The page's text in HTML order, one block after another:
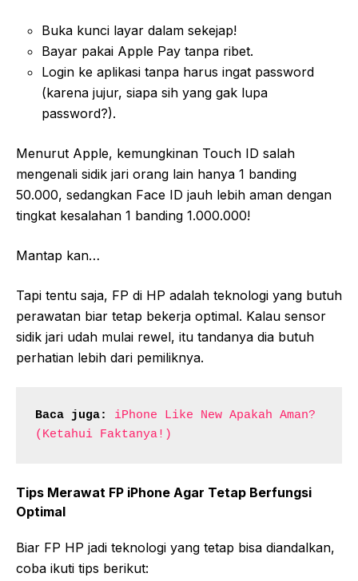
Buka kunci layar dalam sekejap!
Bayar pakai Apple Pay tanpa ribet.
Login ke aplikasi tanpa harus ingat password
(karena jujur, siapa sih yang gak lupa
password?).
Menurut Apple, kemungkinan Touch ID salah
mengenali sidik jari orang lain hanya 1 banding
50.000, sedangkan Face ID jauh lebih aman dengan
tingkat kesalahan 1 banding 1.000.000!
Mantap kan…
Tapi tentu saja, FP di HP adalah teknologi yang butuh
perawatan biar tetap bekerja optimal. Kalau sensor
sidik jari udah mulai rewel, itu tandanya dia butuh
perhatian lebih dari pemiliknya.
Baca juga:
iPhone Like New Apakah Aman?
(Ketahui Faktanya!)
Tips Merawat FP iPhone Agar Tetap Berfungsi
Optimal
Biar FP HP jadi teknologi yang tetap bisa diandalkan,
coba ikuti tips berikut: